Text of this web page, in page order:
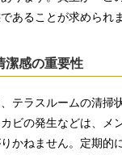
あることが求められま
潔感の重要性
テラスルームの清掃
ビの発生などは、メ
かねません。定期的